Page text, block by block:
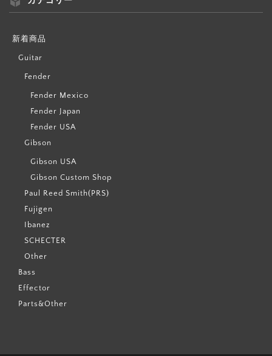
新着商品
Guitar
Fender
Fender Mexico
Fender Japan
Fender USA
Gibson
Gibson USA
Gibson Custom Shop
Paul Reed Smith(PRS)
Fujigen
Ibanez
SCHECTER
Other
Bass
Effector
Parts&Other